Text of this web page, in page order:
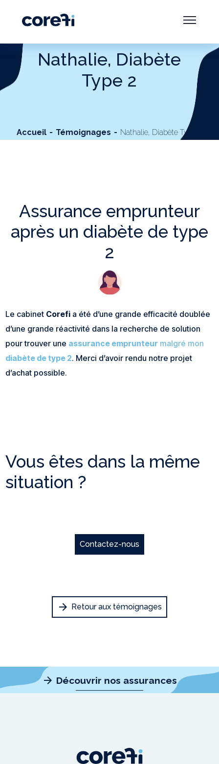
Nathalie, Diabète
Type 2
Accueil Témoignages Nathalie, Diabète Type 2
Assurance emprunteur
après un diabète de type
2
Le cabinet Corefi a été d’une grande efficacité doublée
d’une grande réactivité dans la recherche de solution
pour trouver une assurance emprunteur malgré mon
diabète de type 2. Merci d’avoir rendu notre projet
d’achat possible.
Vous êtes dans la même
situation ?
Contactez-nous
arrow_forward Retour aux témoignages
arrow_forward Découvrir nos assurances